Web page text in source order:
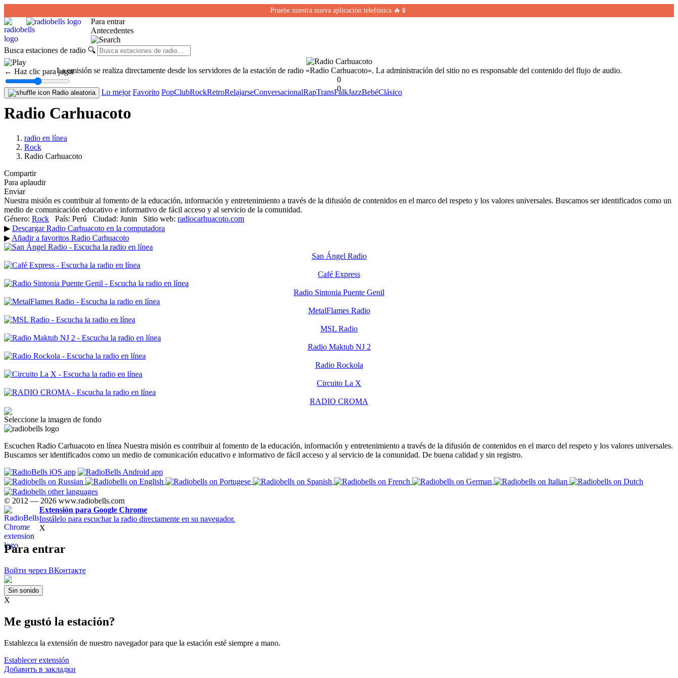
Pruebe nuestra nueva aplicación telefónica 🔥📱
Para entrar
Antecedentes
Busca estaciones de radio 🔍
← Haz clic para jugar
Radio aleatoria Lo mejor Favorito PopClubRockRetroRelajarseConversacionalRapTransFalkJazzBebéClásico
La emisión se realiza directamente desde los servidores de la estación de radio «Radio Carhuacoto». La administración del sitio no es responsable del contenido del flujo de audio.
0
0
Radio Carhuacoto
radio en línea
Rock
Radio Carhuacoto
Compartir
Para aplaudir
Enviar
Nuestra misión es contribuir al fomento de la educación, información y entretenimiento a través de la difusión de contenidos en el marco del respeto y los valores universales. Buscamos ser identificados como un
medio de comunicación educativo e informativo de fácil acceso y al servicio de la comunidad.
Género: Rock País: Perú Ciudad: Junin Sitio web: radiocarhuacoto.com
▶ Descargar Radio Carhuacoto en la computadora
▶ Añadir a favoritos Radio Carhuacoto
San Ángel Radio
Café Express
Radio Sintonia Puente Genil
MetalFlames Radio
MSL Radio
Radio Maktub NJ 2
Radio Rockola
Circuito La X
RADIO CROMA
Seleccione la imagen de fondo
Escuchen Radio Carhuacoto en línea Nuestra misión es contribuir al fomento de la educación, información y entretenimiento a través de la difusión de contenidos en el marco del respeto y los valores universales.
Buscamos ser identificados como un medio de comunicación educativo e informativo de fácil acceso y al servicio de la comunidad. De buena calidad y sin registro.
© 2012 — 2026 www.radiobells.com
Extensión para Google Chrome
Instálelo para escuchar la radio directamente en su navegador.
X
Para entrar
Войти через ВКонтакте
Sin sonido
X
Me gustó la estación?
Establezca la extensión de nuestro navegador para que la estación esté siempre a mano.
Establecer extensión
Добавить в закладки